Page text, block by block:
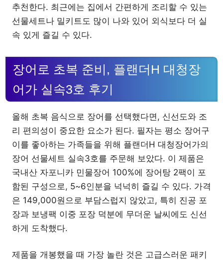
추천한다. 최근에는 집에서 간편하게 조리할 수 있는
선물세트나 밀키트도 많이 나와 있어 외식보다 더 실
속 있게 즐길 수 있다.
장어로 초복 준비, 플랜더H 대청장
어가 실속3호 후기
올해 초복 음식으로 장어를 선택했다면, 신선도와 조
리 편의성이 중요한 요소가 된다. 필자는 평소 장어구
이를 좋아하는 가족들을 위해 플랜더H 대청장어가의
장어 선물세트 실속3호를 주문해 보았다. 이 제품은
국내산 자포니카 민물장어 100%에 장어탕 2팩이 포
함된 구성으로, 5~6인분을 넉넉히 즐길 수 있다. 가격
은 149,000원으로 부담스럽지 않았고, 특히 진공 포
장과 보냉팩 이중 포장 덕분에 무더운 날씨에도 신선
하게 도착했다.
제품을 개봉했을 때 가장 놀란 것은 고급스러운 패키